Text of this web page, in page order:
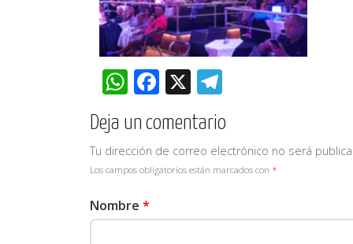
WhatsApp
Facebook
X
Deja un comentario
Tu dirección de correo electrónico no será
Los campos obligatorios están marcados con *
Nombre *